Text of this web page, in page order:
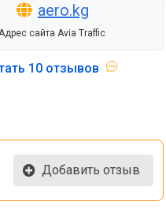
aero.kg
сайта Avia Traffic
10 отзывов
Добавить отзыв